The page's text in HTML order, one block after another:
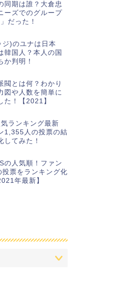
同期は誰？大倉忠
ーズでのグループ
だった！
ジ)のユナは日本
韓国人？本人の国
か判明！
閥とは何？わかり
図や人数を簡単に
た！【2021】
ランキング最新
1,355人の投票の結
してみた！
の人気順！ファン
票をランキング化
年最新】